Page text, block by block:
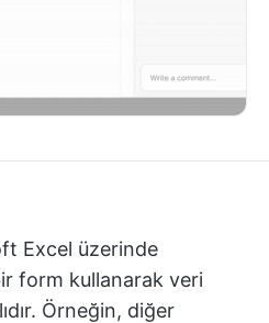
Excel üzerinde
form kullanarak veri
Örneğin, diğer